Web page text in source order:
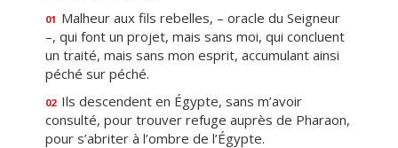
01 Malheur aux fils rebelles, – oracle du Seigneur
–, qui font un projet, mais sans moi, qui concluent
un traité, mais sans mon esprit, accumulant ainsi
péché sur péché.
02 Ils descendent en Égypte, sans m’avoir
consulté, pour trouver refuge auprès de Pharaon,
pour s’abriter à l’ombre de l’Égypte.